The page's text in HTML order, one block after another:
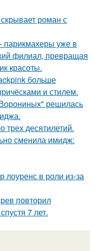
роман с
парикмахеры уже в
филиал, превращая
красоты.
больше
и стилем.
решилась
десятилетий.
сменила имидж:
лоуренс в роли из-за
повторил
7 лет.